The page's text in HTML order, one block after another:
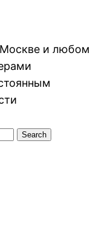
Москве и любом
Search